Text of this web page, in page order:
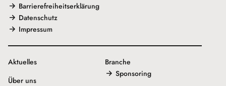
Barrierefreiheitserklärung
Datenschutz
Impressum
Aktuelles
Über uns
Branche
Sponsoring